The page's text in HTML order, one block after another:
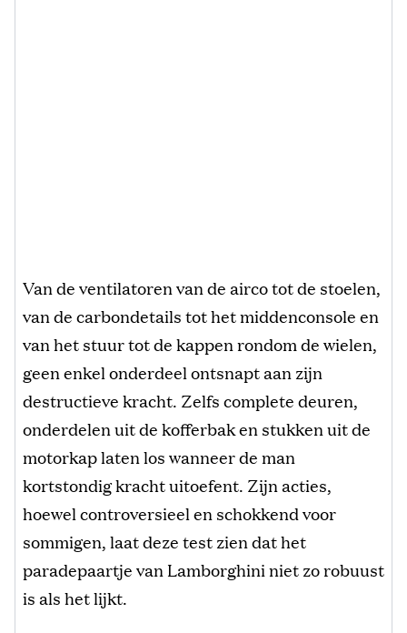
Van de ventilatoren van de airco tot de stoelen,
van de carbondetails tot het middenconsole en
van het stuur tot de kappen rondom de wielen,
geen enkel onderdeel ontsnapt aan zijn
destructieve kracht. Zelfs complete deuren,
onderdelen uit de kofferbak en stukken uit de
motorkap laten los wanneer de man
kortstondig kracht uitoefent. Zijn acties,
hoewel controversieel en schokkend voor
sommigen, laat deze test zien dat het
paradepaartje van Lamborghini niet zo robuust
is als het lijkt.